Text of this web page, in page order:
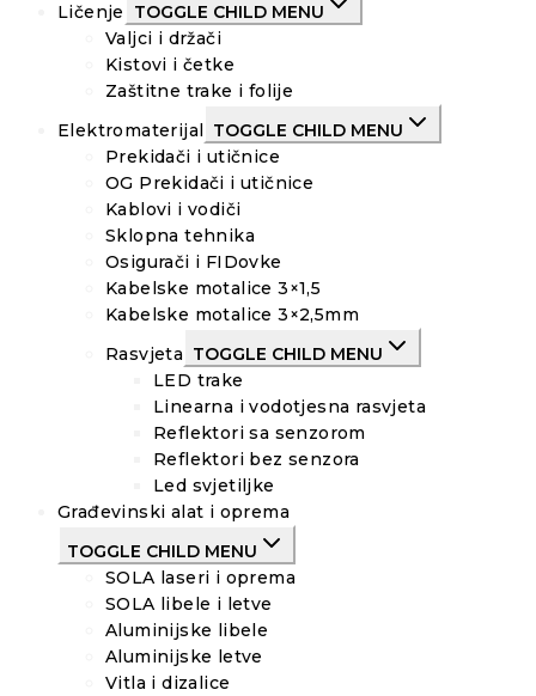
Ličenje
TOGGLE CHILD MENU
Valjci i držači
Kistovi i četke
Zaštitne trake i folije
Elektromaterijal
TOGGLE CHILD MENU
Prekidači i utičnice
OG Prekidači i utičnice
Kablovi i vodiči
Sklopna tehnika
Osigurači i FIDovke
Kabelske motalice 3×1,5
Kabelske motalice 3×2,5mm
Rasvjeta TOGGLE CHILD MENU
LED trake
Linearna i vodotjesna rasvjeta
Reflektori sa senzorom
Reflektori bez senzora
Led svjetiljke
Građevinski alat i oprema
TOGGLE CHILD MENU
SOLA laseri i oprema
SOLA libele i letve
Aluminijske libele
Aluminijske letve
Vitla i dizalice